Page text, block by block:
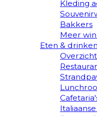
Kleding
Bakkers
Meer
Eten & drinken